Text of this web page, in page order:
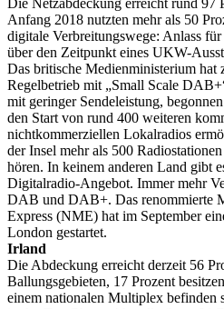
Anfang 2018 nutzten mehr als 50
digitale Verbreitungswege: Anlass
über den Zeitpunkt eines UKW-
Das britische Medienministerium hat
Regelbetrieb mit „Small Scale
mit geringer Sendeleistung,
den Start von rund 400 weiteren
nichtkommerziellen Lokalradios
der Insel mehr als 500
hören. In keinem anderen Land gibt
Digitalradio-Angebot. Immer mehr
DAB und DAB+. Das renommierte
Express (NME) hat im September
London gestartet.
Irland
Die Abdeckung erreicht derzeit 56
Ballungsgebieten, 17 Prozent
einem nationalen Multiplex